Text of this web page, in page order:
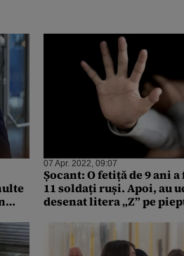
07 Apr. 2022, 09:07
Șocant: O fetiță de 9 ani
11 soldați ruși. Apoi, au
desenat litera „Z” pe